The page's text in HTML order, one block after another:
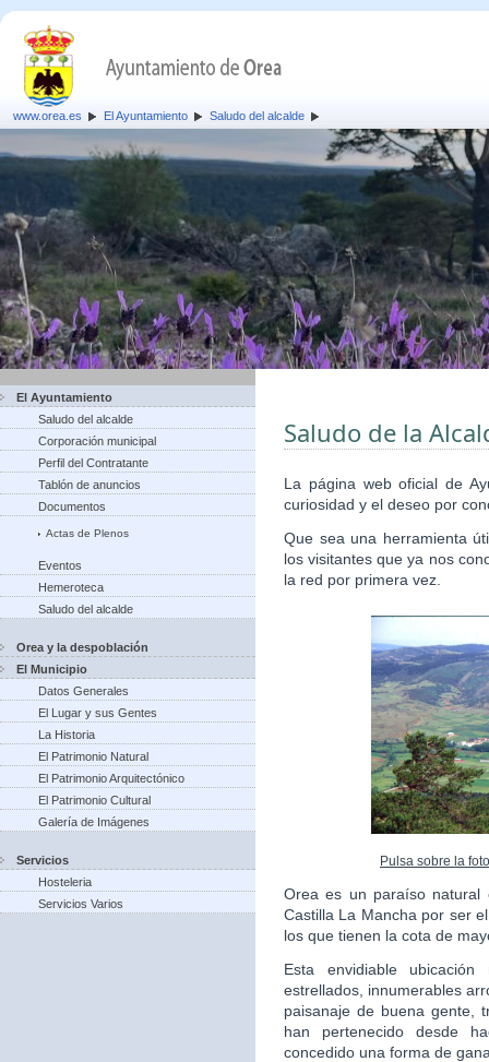
www.orea.es El Ayuntamiento Saludo del alcalde
El Ayuntamiento
Saludo del alcalde
Corporación municipal
Perfil del Contratante
Tablón de anuncios
Documentos
Actas de Plenos
Eventos
Hemeroteca
Saludo del alcalde
Orea y la despoblación
El Municipio
Datos Generales
El Lugar y sus Gentes
La Historia
El Patrimonio Natural
El Patrimonio Arquitectónico
El Patrimonio Cultural
Galería de Imágenes
Servicios
Hosteleria
Servicios Varios
Saludo de la
La página web oficial de
curiosidad y el deseo por
Que sea una herramienta
los visitantes que ya nos
la red por primera vez.
Pulsa sobre la
Orea es un paraíso natural
Castilla La Mancha por ser
los que tienen la cota de
Esta envidiable
estrellados, innumerables
paisanaje de buena gente,
han pertenecido desde
concedido una forma de